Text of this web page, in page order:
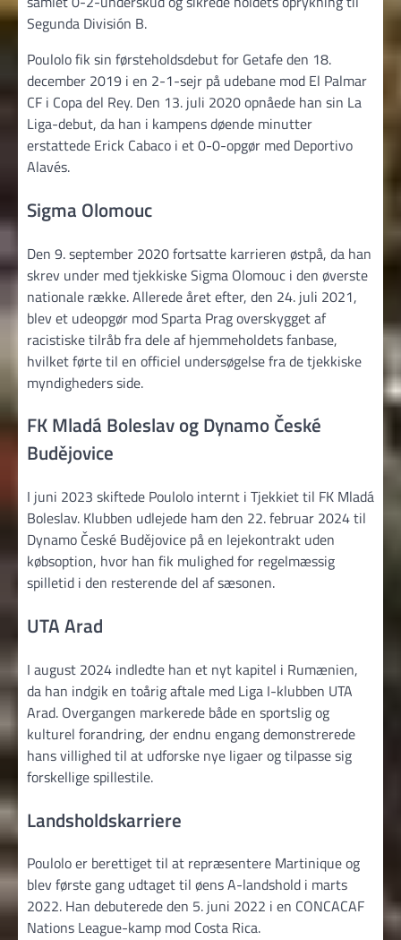
Segunda División B.
Poulolo fik sin førsteholdsdebut for Getafe den 18.
december 2019 i en 2-1-sejr på udebane mod El Palmar
CF i Copa del Rey. Den 13. juli 2020 opnåede han sin La
Liga-debut, da han i kampens døende minutter
erstattede Erick Cabaco i et 0-0-opgør med Deportivo
Alavés.
Sigma Olomouc
Den 9. september 2020 fortsatte karrieren østpå, da han
skrev under med tjekkiske Sigma Olomouc i den øverste
nationale række. Allerede året efter, den 24. juli 2021,
blev et udeopgør mod Sparta Prag overskygget af
racistiske tilråb fra dele af hjemmeholdets fanbase,
hvilket førte til en officiel undersøgelse fra de tjekkiske
myndigheders side.
FK Mladá Boleslav og Dynamo České
Budějovice
I juni 2023 skiftede Poulolo internt i Tjekkiet til FK Mladá
Boleslav. Klubben udlejede ham den 22. februar 2024 til
Dynamo České Budějovice på en lejekontrakt uden
købsoption, hvor han fik mulighed for regelmæssig
spilletid i den resterende del af sæsonen.
UTA Arad
I august 2024 indledte han et nyt kapitel i Rumænien,
da han indgik en toårig aftale med Liga I-klubben UTA
Arad. Overgangen markerede både en sportslig og
kulturel forandring, der endnu engang demonstrerede
hans villighed til at udforske nye ligaer og tilpasse sig
forskellige spillestile.
Landsholdskarriere
Poulolo er berettiget til at repræsentere Martinique og
blev første gang udtaget til øens A-landshold i marts
2022. Han debuterede den 5. juni 2022 i en CONCACAF
Nations League-kamp mod Costa Rica.